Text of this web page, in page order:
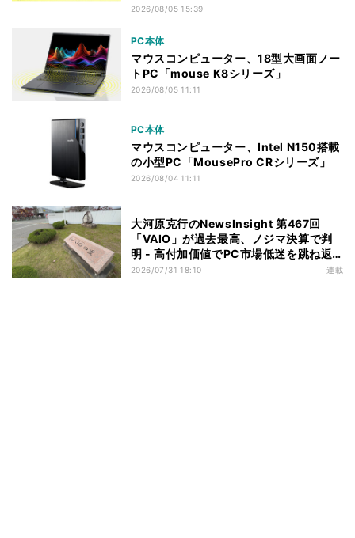
2026/08/05 15:39
PC本体
マウスコンピューター、18型大画面ノー
トPC「mouse K8シリーズ」
2026/08/05 11:11
PC本体
マウスコンピューター、Intel N150搭載
の小型PC「MousePro CRシリーズ」
2026/08/04 11:11
大河原克行のNewsInsight 第467回
「VAIO」が過去最高、ノジマ決算で判
明 - 高付加価値でPC市場低迷を跳ね返
す
2026/07/31 18:10 連載